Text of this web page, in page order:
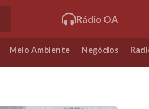
Rádio OA
Meio Ambiente Negócios